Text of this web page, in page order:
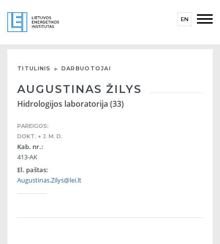
EN
TITULINIS DARBUOTOJAI
AUGUSTINAS ŽILYS
Hidrologijos laboratorija (33)
PAREIGOS:
DOKT. + J. M. D.
Kab. nr.:
413-AK
El. paštas:
Augustinas.Zilys@lei.lt